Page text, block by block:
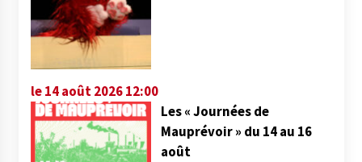
le 14 août 2026 12:00
Les « Journées de
Mauprévoir » du 14 au 16
août